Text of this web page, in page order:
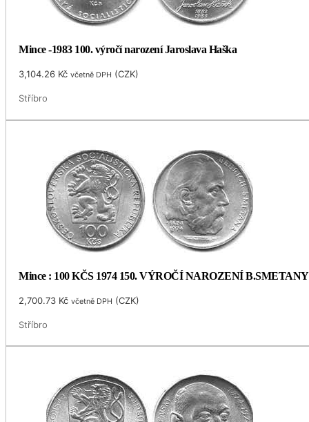
Mince -1983 100. výročí narození Jaroslava Haška
3,104.26 Kč včetně DPH (CZK)
Stříbro
Mince : 100 KČS 1974 150. VÝROČÍ NAROZENÍ B.SMETANY
2,700.73 Kč včetně DPH (CZK)
Stříbro